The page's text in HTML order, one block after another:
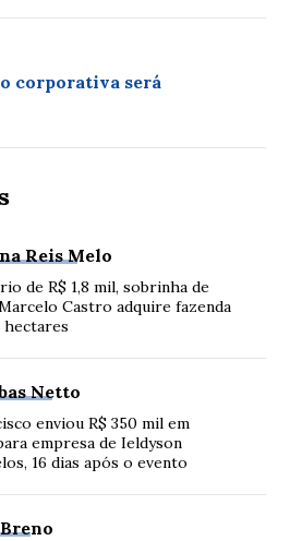
corporativa será
Reis Melo
de R$ 1,8 mil, sobrinha de
Castro adquire fazenda
hectares
Netto
enviou R$ 350 mil em
empresa de Ieldyson
16 dias após o evento